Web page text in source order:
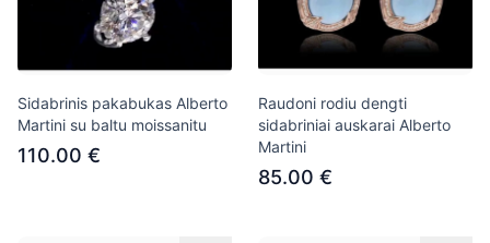
Sidabrinis pakabukas Alberto
Martini su baltu moissanitu
110.00 €
Raudoni rodiu dengti
sidabriniai auskarai Alberto
Martini
85.00 €